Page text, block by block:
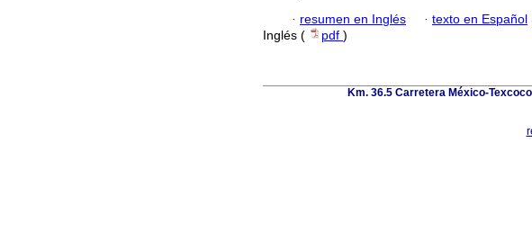
· resumen en Inglés · texto en Español
Inglés (
pdf )
Km. 36.5 Carretera México-